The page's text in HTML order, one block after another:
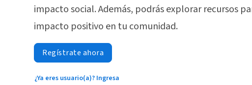
impacto social. Además, podrás explorar recursos
impacto positivo en tu comunidad.
Regístrate ahora
¿Ya eres usuario(a)? Ingresa